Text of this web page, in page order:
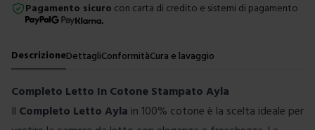
Pagamento sicuro con carta di credito e sistemi di pagamento
DescrizioneDettagliConformitàCura e lavaggio
Completo Letto In Cotone Stampato Ayla
Il Completo Letto Ayla in 100% cotone è la scelta ideale per